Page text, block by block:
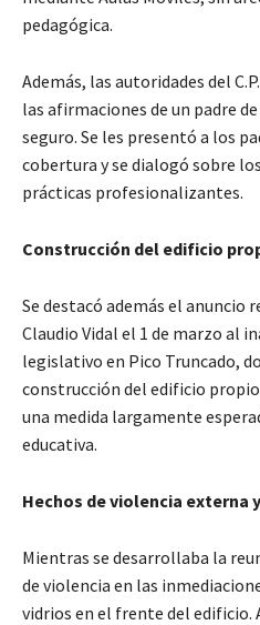
pedagógica.
Además, las autoridades del
las afirmaciones de un padre
seguro. Se les presentó a los
cobertura y se dialogó sobre
prácticas profesionalizantes.
Construcción del edificio
Se destacó además el anuncio
Claudio Vidal el 1 de marzo al
legislativo en Pico Truncado,
construcción del edificio
una medida largamente
educativa.
Hechos de violencia externa
Mientras se desarrollaba la
de violencia en las
vidrios en el frente del edificio.